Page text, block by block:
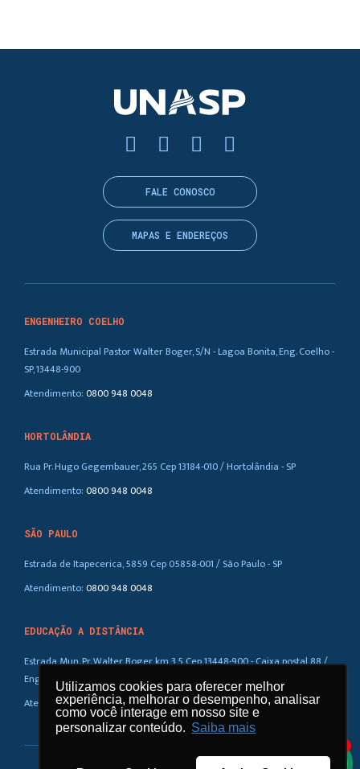
Utilizamos cookies para oferecer melhor
experiência, melhorar o desempenho, analisar
como você interage em nosso site e
personalizar conteúdo. Saiba mais
Utilizamos cookies para oferecer melhor
experiência, melhorar o desempenho, analisar
como você interage em nosso site e
personalizar conteúdo. Saiba mais
ENGENHEIRO COELHO
Estrada Municipal Pastor Walter Boger, S/N - Lagoa Bonita, Eng. Coelho -
SP, 13448-900
Atendimento:0800 948 0048
HORTOLÂNDIA
Rua Pr. Hugo Gegembauer, 265 Cep 13184-010 / Hortolândia - SP
Atendimento:0800 948 0048
SÃO PAULO
Estrada de Itapecerica, 5859 Cep 05858-001 / São Paulo - SP
Atendimento:0800 948 0048
EDUCAÇÃO A DISTÂNCIA
Estrada Mun. Pr. Walter Boger, km 3,5 Cep 13448-900 - Caixa postal 88 /
Eng. Coelho – SP
Atendimento:0800 948 0048
FALE CONOSCO
MAPAS E ENDEREÇOS